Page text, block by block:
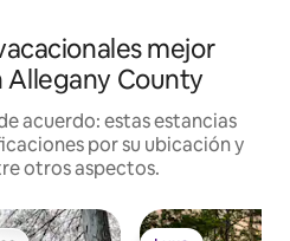
mejor
Allegany County
acuerdo: estas estancias
por su ubicación y
otros aspectos.